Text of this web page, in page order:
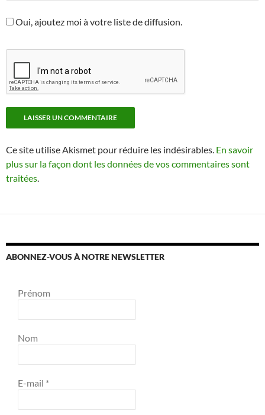
Oui, ajoutez moi à votre liste de diffusion.
Ce site utilise Akismet pour réduire les indésirables. En savoir
plus sur la façon dont les données de vos commentaires sont
traitées.
ABONNEZ-VOUS À NOTRE NEWSLETTER
Prénom
Nom
E-mail *